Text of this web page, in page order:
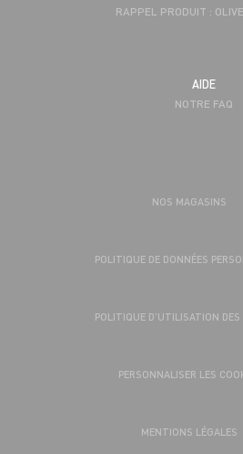
RAPPEL PRODUIT :
AIDE
NOTRE FAQ
NOS MAGASINS
POLITIQUE DE DONNÉES
POLITIQUE D’UTILISATION DES
PERSONNALISER LES
MENTIONS LÉGALES